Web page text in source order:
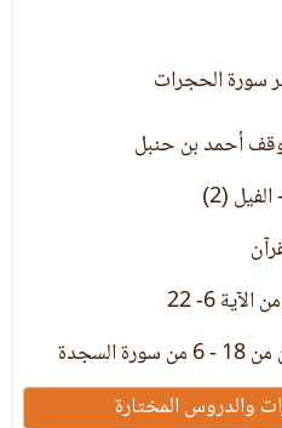
سورة الحجرات
أحمد بن حنبل
(2)
6- 22
والدروس المختارة